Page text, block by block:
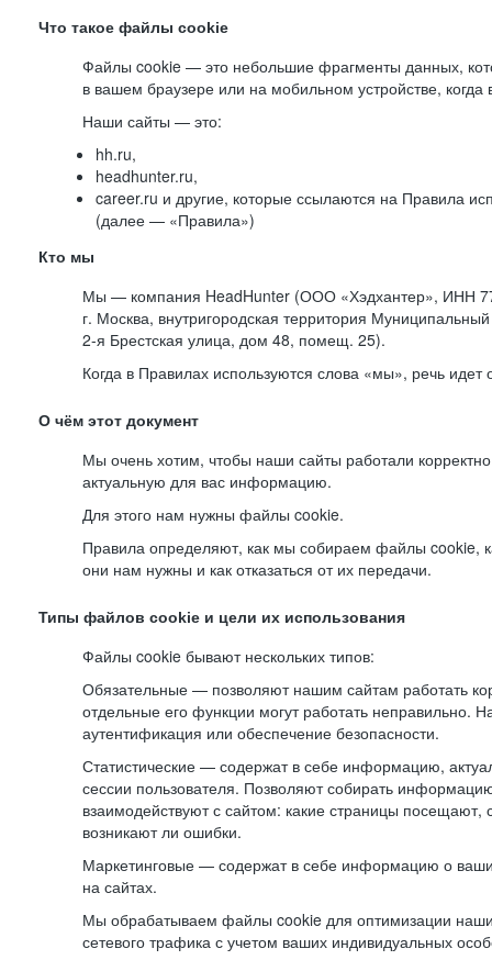
Что такое файлы cookie
Файлы cookie — это небольшие фрагменты данных,
в вашем браузере или на мобильном устройстве,
Наши сайты — это:
hh.ru,
headhunter.ru,
career.ru и другие, которые ссылаются на Правила
(далее — «Правила»)
Кто мы
Мы — компания HeadHunter (ООО «Хэдхантер», ИНН
г. Москва, внутригородская территория Муниципальный
2-я Брестская улица, дом 48, помещ. 25).
Когда в Правилах используются слова «мы», речь
О чём этот документ
Мы очень хотим, чтобы наши сайты работали
актуальную для вас информацию.
Для этого нам нужны файлы cookie.
Правила определяют, как мы собираем файлы cookie,
они нам нужны и как отказаться от их передачи.
Типы файлов cookie и цели их использования
Файлы cookie бывают нескольких типов:
Обязательные — позволяют нашим сайтам работать
отдельные его функции могут работать неправильно.
аутентификация или обеспечение безопасности.
Статистические — содержат в себе информацию,
сессии пользователя. Позволяют собирать
взаимодействуют с сайтом: какие страницы посещают,
возникают ли ошибки.
Маркетинговые — содержат в себе информацию о
на сайтах.
Мы обрабатываем файлы cookie для оптимизации
сетевого трафика с учетом ваших индивидуальных